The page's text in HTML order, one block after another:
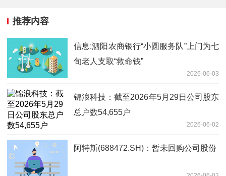
推荐内容
信息:泗阳农商银行“小圆服务队”上门为七
旬老人支取“救命钱”
2026-06-03
锦浪科技：截至2026年5月29日公司股东
总户数54,655户
2026-06-02
阿特斯(688472.SH)：暂未回购公司股份